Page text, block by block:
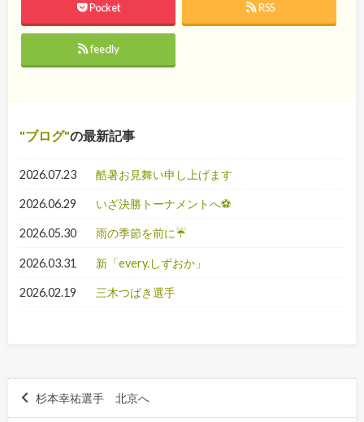
Pocket RSS
feedly
ブログ の最新記事
2026.07.23 酷暑お見舞い申し上げます
2026.06.29 いざ決勝トーナメントへ⚽
2026.05.30 雨の季節を前に☔
2026.03.31 新「every.しずおか」
2026.02.19 三木つばき選手
杉本幸祐選手 北京へ